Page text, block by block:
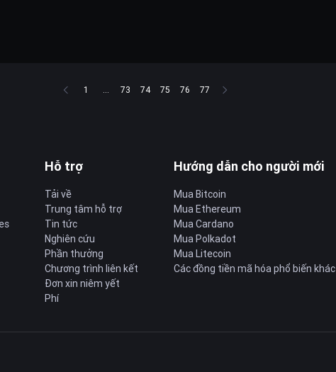
1 ... 73 74 75 76 77
Hỗ trợ
Tải về
Trung tâm hỗ trợ
Tin tức
Nghiên cứu
Phần thưởng
Chương trình liên kết
Đơn xin niêm yết
Phí
Hướng dẫn cho người mới
Mua Bitcoin
Mua Ethereum
Mua Cardano
Mua Polkadot
Mua Litecoin
Các đồng tiền mã hóa phổ biến khác